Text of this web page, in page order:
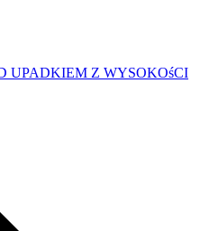
UPADKIEM Z WYSOKOśCI